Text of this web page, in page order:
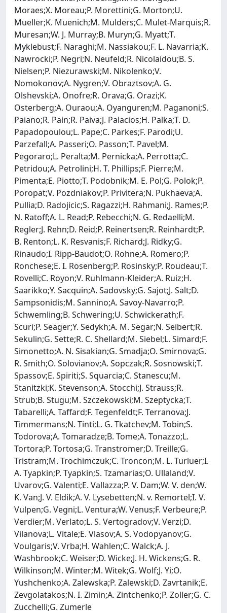
Moraes;X. Moreau;P. Morettini;G. Morton;U.
Mueller;K. Muenich;M. Mulders;C. Mulet-Marquis;R.
Muresan;W. J. Murray;B. Muryn;G. Myatt;T.
Myklebust;F. Naraghi;M. Nassiakou;F. L. Navarria;K.
Nawrocki;P. Negri;N. Neufeld;R. Nicolaidou;B. S.
Nielsen;P. Niezurawski;M. Nikolenko;V.
Nomokonov;A. Nygren;V. Obraztsov;A. G.
Olshevski;A. Onofre;R. Orava;G. Orazi;K.
Osterberg;A. Ouraou;A. Oyanguren;M. Paganoni;S.
Paiano;R. Pain;R. Paiva;J. Palacios;H. Palka;T. D.
Papadopoulou;L. Pape;C. Parkes;F. Parodi;U.
Parzefall;A. Passeri;O. Passon;T. Pavel;M.
Pegoraro;L. Peralta;M. Pernicka;A. Perrotta;C.
Petridou;A. Petrolini;H. T. Phillips;F. Pierre;M.
Pimenta;E. Piotto;T. Podobnik;M. E. Pol;G. Polok;P.
Poropat;V. Pozdniakov;P. Privitera;N. Pukhaeva;A.
Pullia;D. Radojicic;S. Ragazzi;H. Rahmani;J. Rames;P.
N. Ratoff;A. L. Read;P. Rebecchi;N. G. Redaelli;M.
Regler;J. Rehn;D. Reid;P. Reinertsen;R. Reinhardt;P.
B. Renton;L. K. Resvanis;F. Richard;J. Ridky;G.
Rinaudo;I. Ripp-Baudot;O. Rohne;A. Romero;P.
Ronchese;E. I. Rosenberg;P. Rosinsky;P. Roudeau;T.
Rovelli;C. Royon;V. Ruhlmann-Kleider;A. Ruiz;H.
Saarikko;Y. Sacquin;A. Sadovsky;G. Sajot;J. Salt;D.
Sampsonidis;M. Sannino;A. Savoy-Navarro;P.
Schwemling;B. Schwering;U. Schwickerath;F.
Scuri;P. Seager;Y. Sedykh;A. M. Segar;N. Seibert;R.
Sekulin;G. Sette;R. C. Shellard;M. Siebel;L. Simard;F.
Simonetto;A. N. Sisakian;G. Smadja;O. Smirnova;G.
R. Smith;O. Solovianov;A. Sopczak;R. Sosnowski;T.
Spassov;E. Spiriti;S. Squarcia;C. Stanescu;M.
Stanitzki;K. Stevenson;A. Stocchi;J. Strauss;R.
Strub;B. Stugu;M. Szczekowski;M. Szeptycka;T.
Tabarelli;A. Taffard;F. Tegenfeldt;F. Terranova;J.
Timmermans;N. Tinti;L. G. Tkatchev;M. Tobin;S.
Todorova;A. Tomaradze;B. Tome;A. Tonazzo;L.
Tortora;P. Tortosa;G. Transtromer;D. Treille;G.
Tristram;M. Trochimczuk;C. Troncon;M. L. Turluer;I.
A. Tyapkin;P. Tyapkin;S. Tzamarias;O. Ullaland;V.
Uvarov;G. Valenti;E. Vallazza;P. V. Dam;W. V. den;W.
K. Van;J. V. Eldik;A. V. Lysebetten;N. v. Remortel;I. V.
Vulpen;G. Vegni;L. Ventura;W. Venus;F. Verbeure;P.
Verdier;M. Verlato;L. S. Vertogradov;V. Verzi;D.
Vilanova;L. Vitale;E. Vlasov;A. S. Vodopyanov;G.
Voulgaris;V. Vrba;H. Wahlen;C. Walck;A. J.
Washbrook;C. Weiser;D. Wicke;J. H. Wickens;G. R.
Wilkinson;M. Winter;M. Witek;G. Wolf;J. Yi;O.
Yushchenko;A. Zalewska;P. Zalewski;D. Zavrtanik;E.
Zevgolatakos;N. I. Zimin;A. Zintchenko;P. Zoller;G. C.
Zucchelli;G. Zumerle